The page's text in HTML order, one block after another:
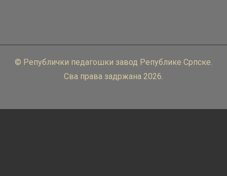
© Републички педагошки завод Републике Српске.
Сва права задржана 2026.